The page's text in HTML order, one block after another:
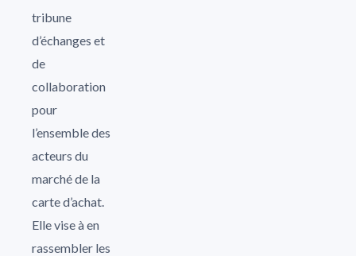
tribune
d’échanges et
de
collaboration
pour
l’ensemble des
acteurs du
marché de la
carte d’achat.
Elle vise à en
rassembler les